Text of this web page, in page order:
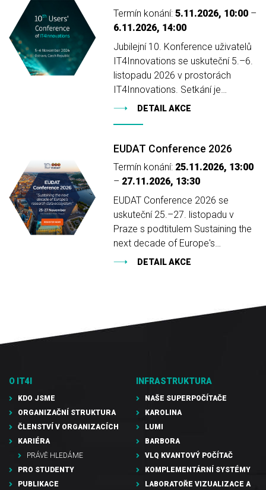
Termín konání: 5.11.2026, 10:00–
6.11.2026, 14:00
Jubilejní 10. Konference uživatelů
IT4Innovations se uskuteční 5.–6.
listopadu 2026 v prostorách
IT4Innovations. Setkání je…
DETAIL AKCE
EUDAT Conference 2026
Termín konání: 25.11.2026, 13:00
– 27.11.2026, 13:30
EUDAT Conference 2026 se
uskuteční 25.–27. listopadu v
Praze s podtitulem Sustaining the
next decade of Europe's…
DETAIL AKCE
O IT4I
KDO JSME
ORGANIZAČNÍ STRUKTURA
ČLENSTVÍ V ORGANIZACÍCH
KARIÉRA
PRÁVĚ HLEDÁME
PRO STUDENTY
PUBLIKACE
INFRASTRUKTURA
NAŠE SUPERPOČÍTAČE
KAROLINA
LUMI
BARBORA
VLQ KVANTOVÝ POČÍTAČ
KOMPLEMENTÁRNÍ SYSTÉMY
LABORATOŘE VIZUALIZACE A